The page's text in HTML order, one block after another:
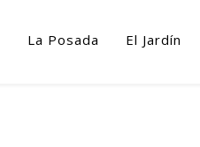
La Posada El Jardín